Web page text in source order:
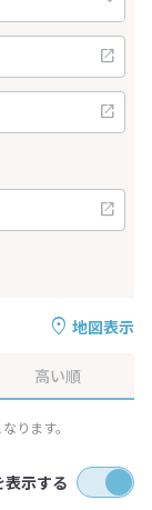
地図表示
高い順
ります。
表示する